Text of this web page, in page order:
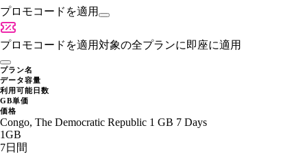
プロモコードを適用
プロモコードを適用対象の全プランに即座に適用
プラン名
データ容量
利用可能日数
GB単価
価格
Congo, The Democratic Republic 1 GB 7 Days
1GB
7日間